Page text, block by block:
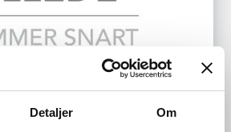
Detaljer Om